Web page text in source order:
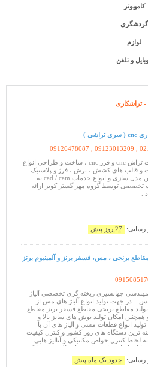
کامپیوتر
گردشگری
لوازم
و تلفن
- تراشکاری
09126478087 , 09123013209 ,
خدمات تراش cnc و فرز cnc ، ساخت و طراحی انواع
و قالب های کشش ، برش ، فرژ و پلاستیک
همچنین مدل سازی و انواع خدمات cad / cam به
توسط گروه مهر گستر کویر ارائه
.
رسانی: 27 روز پیش
برنجی ، مس، فسفر برنز و آلمینیوم برنز
جهانشیری ریخته گری تخصصی آلیاژ
.. در جهت تولید انواع آلیاژ های مس از
مقاطع برنجی مقاطع فسفر برنز مقاطع
امکان تولید بوش های سایز بالا و
تولید انواع قطعات مسی و آلیاژ های آن با
ترین دستگاه های روز کشور و کنترل کیفیت
به لحاظ کنترل خواص مکانیکی و آنالیز هایی
با استاندارد های جهانی تمام تلاش خود را کرده
محصولی با کیفیت بالا به
رسانی: حدود یک ماه پیش